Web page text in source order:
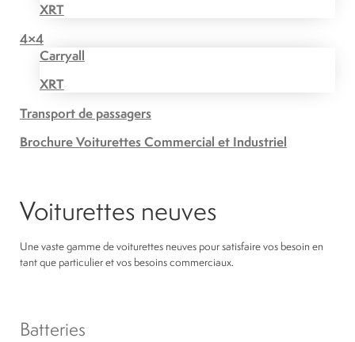
XRT
4×4
Carryall
XRT
Transport de passagers
Brochure Voiturettes Commercial et Industriel
Voiturettes neuves
Une vaste gamme de voiturettes neuves pour satisfaire vos besoin en
tant que particulier et vos besoins commerciaux.
Batteries